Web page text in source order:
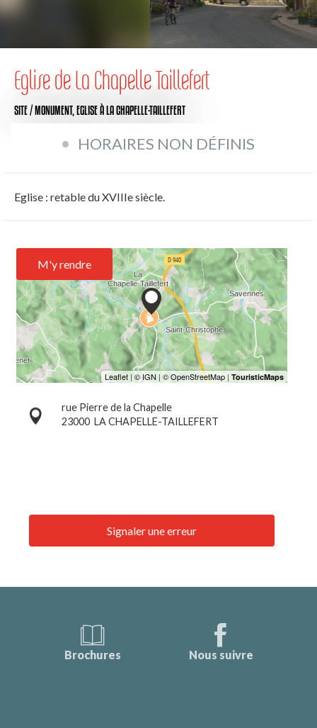
Eglise de La Chapelle Taillefert
SITE / MONUMENT,EGLISEÀ LA CHAPELLE-TAILLEFERT
HORAIRES NON DÉFINIS
Eglise : retable du XVIIIe siècle.
M'y rendre
rue Pierre de la Chapelle
23000 LA CHAPELLE-TAILLEFERT
Signaler une erreur
Brochures Nous suivre